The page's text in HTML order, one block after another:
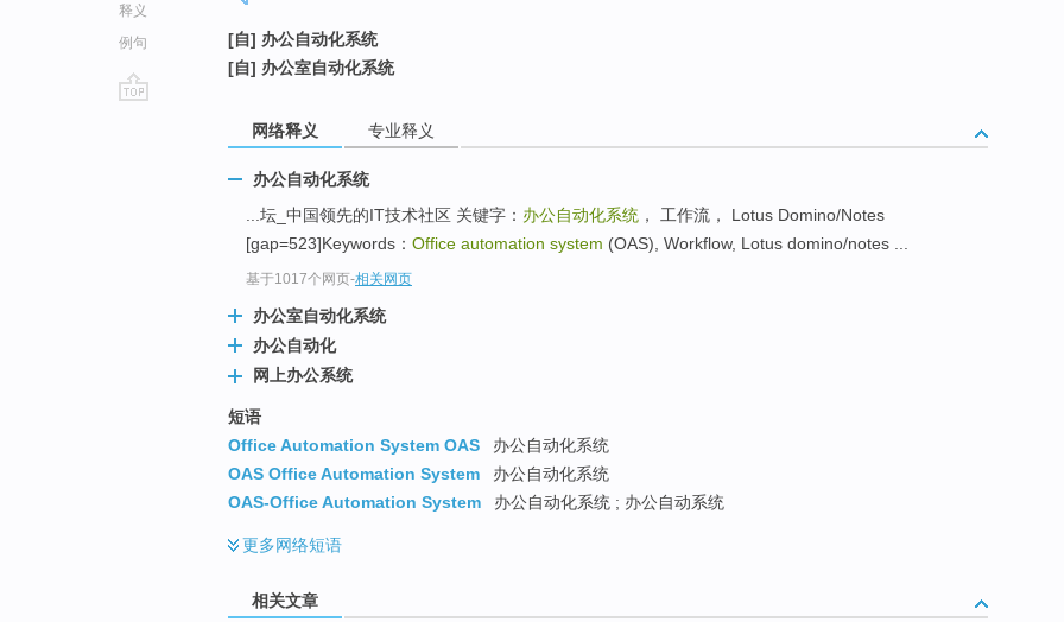
释义
例句
[自] 办公自动化系统
[自] 办公室自动化系统
网络释义 专业释义
办公自动化系统
...坛_中国领先的IT技术社区 关键字： 办公自动化系统 ， 工作流， Lotus Domino/Notes
[gap=523]Keywords： Office automation system (OAS), Workflow, Lotus domino/notes ...
基于1017个网页-相关网页
办公室自动化系统
办公自动化
网上办公系统
短语
Office Automation System OAS
办公自动化系统
OAS Office Automation System
办公自动化系统
OAS-Office Automation System
办公自动化系统 ; 办公自动系统
更多网络短语
相关文章